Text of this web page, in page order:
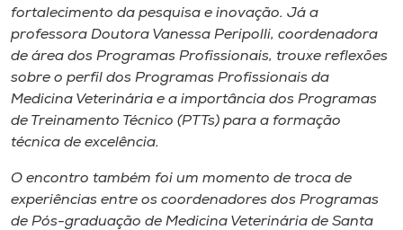
fortalecimento da pesquisa e inovação. Já a
professora Doutora Vanessa Peripolli, coordenadora
de área dos Programas Profissionais, trouxe reflexões
sobre o perfil dos Programas Profissionais da
Medicina Veterinária e a importância dos Programas
de Treinamento Técnico (PTTs) para a formação
técnica de excelência.
O encontro também foi um momento de troca de
experiências entre os coordenadores dos Programas
de Pós-graduação de Medicina Veterinária de Santa